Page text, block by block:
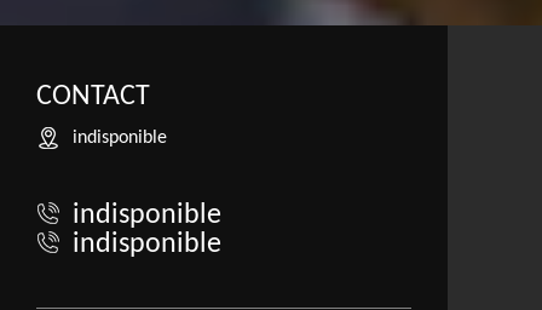
CONTACT
indisponible
indisponible
indisponible